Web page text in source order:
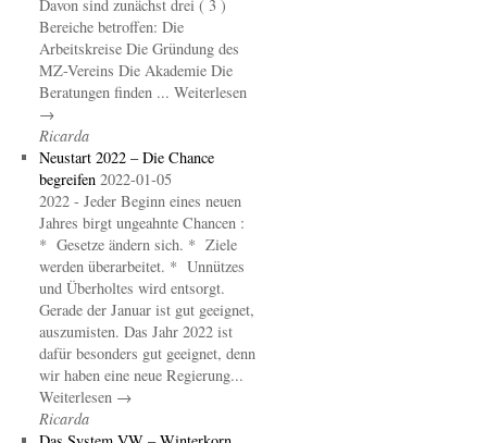
Davon sind zunächst drei ( 3 )
Bereiche betroffen: Die
Arbeitskreise Die Gründung des
MZ-Vereins Die Akademie Die
Beratungen finden ... Weiterlesen
→
Ricarda
Neustart 2022 – Die Chance
begreifen 2022-01-05
2022 - Jeder Beginn eines neuen
Jahres birgt ungeahnte Chancen :
* Gesetze ändern sich. * Ziele
werden überarbeitet. * Unnützes
und Überholtes wird entsorgt.
Gerade der Januar ist gut geeignet,
auszumisten. Das Jahr 2022 ist
dafür besonders gut geeignet, denn
wir haben eine neue Regierung...
Weiterlesen →
Ricarda